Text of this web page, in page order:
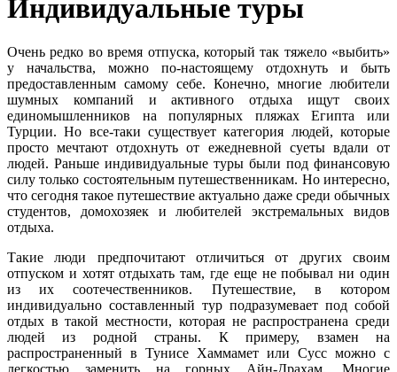
Индивидуальные туры
Очень редко во время отпуска, который так тяжело «выбить»
у начальства, можно по-настоящему отдохнуть и быть
предоставленным самому себе. Конечно, многие любители
шумных компаний и активного отдыха ищут своих
единомышленников на популярных пляжах Египта или
Турции. Но все-таки существует категория людей, которые
просто мечтают отдохнуть от ежедневной суеты вдали от
людей. Раньше индивидуальные туры были под финансовую
силу только состоятельным путешественникам. Но интересно,
что сегодня такое путешествие актуально даже среди обычных
студентов, домохозяек и любителей экстремальных видов
отдыха.
Такие люди предпочитают отличиться от других своим
отпуском и хотят отдыхать там, где еще не побывал ни один
из их соотечественников. Путешествие, в котором
индивидуально составленный тур подразумевает под собой
отдых в такой местности, которая не распространена среди
людей из родной страны. К примеру, взамен на
распространенный в Тунисе Хаммамет или Сусс можно с
легкостью заменить на горных Айн-Драхам. Многие